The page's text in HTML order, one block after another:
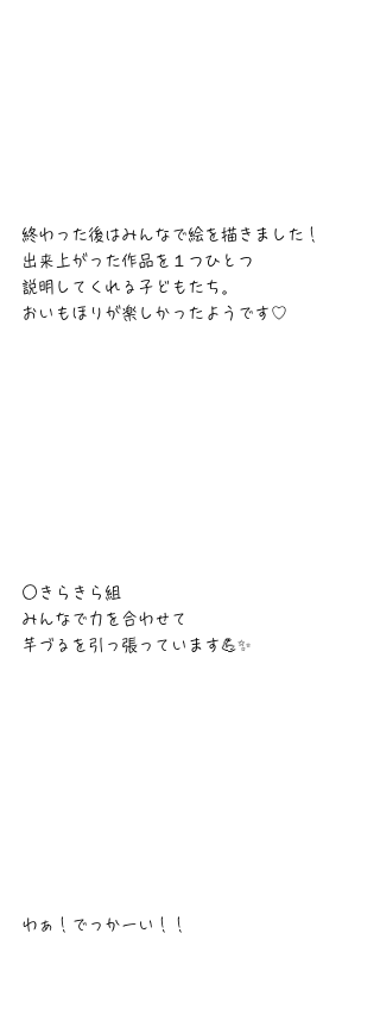
終わった後はみんなで絵を描きました！
出来上がった作品を１つひとつ
説明してくれる子どもたち。
おいもほりが楽しかったようです♡
○きらきら組
みんなで力を合わせて
芋づるを引っ張っています💪✨
わぁ！でっかーい！！